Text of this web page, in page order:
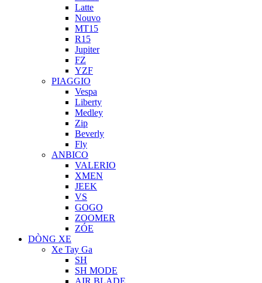
Latte
Nouvo
MT15
R15
Jupiter
FZ
YZF
PIAGGIO
Vespa
Liberty
Medley
Zip
Beverly
Fly
ANBICO
VALERIO
XMEN
JEEK
VS
GOGO
ZOOMER
ZÓE
DÒNG XE
Xe Tay Ga
SH
SH MODE
AIR BLADE